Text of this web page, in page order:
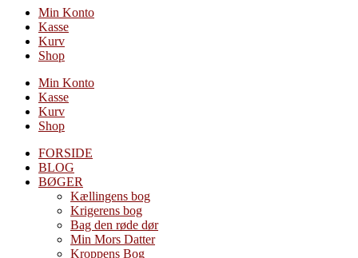
Min Konto
Kasse
Kurv
Shop
Min Konto
Kasse
Kurv
Shop
FORSIDE
BLOG
BØGER
Kællingens bog
Krigerens bog
Bag den røde dør
Min Mors Datter
Kroppens Bog